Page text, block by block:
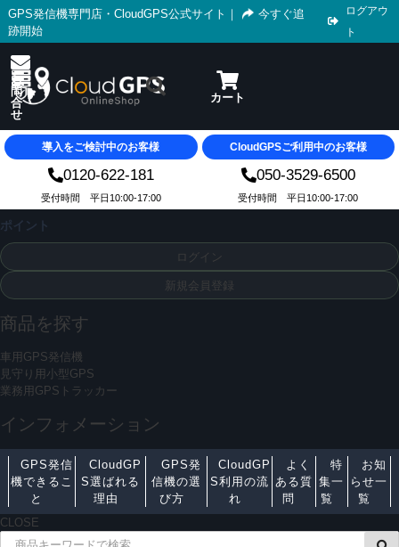
GPS発信機専門店・CloudGPS公式サイト ｜
今すぐ追
跡開始
ログアウ
ト
導入をご検討中のお客様 CloudGPSご利用中のお客様
0120-622-181 050-3529-6500
受付時間 平日10:00-17:00 受付時間 平日10:00-17:00
ポイント
ログイン
新規会員登録
商品を探す
車用GPS発信機
見守り用小型GPS
業務用GPSトラッカー
インフォメーション
GPS発信
機できるこ
と
CloudGP
S選ばれる
理由
GPS発
信機の選
び方
CloudGP
S利用の流
れ
よく
ある質
問
特
集一
覧
お知
らせ一
覧
CLOSE